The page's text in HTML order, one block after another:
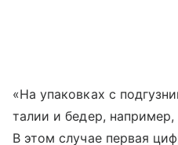
«На упаковках с
талии и бедер,
В этом случае первая